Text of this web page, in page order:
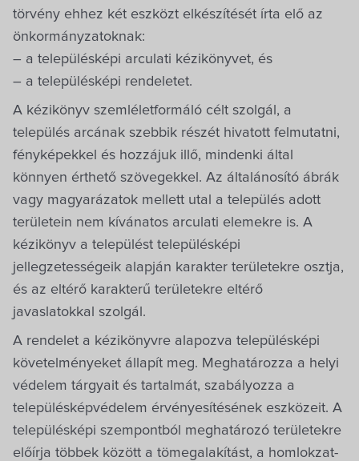
Egyesületek, alapítványok
Villa Igku Kft.
Közérdekű adatok
Pályázatok
Dokumentumok
törvény ehhez két eszközt elkészítését írta elő az
önkormányzatoknak:
– a településképi arculati kézikönyvet, és
– a településképi rendeletet.
A kézikönyv szemléletformáló célt szolgál, a
település arcának szebbik részét hivatott felmutatni,
fényképekkel és hozzájuk illő, mindenki által
könnyen érthető szövegekkel. Az általánosító ábrák
vagy magyarázatok mellett utal a település adott
területein nem kívánatos arculati elemekre is. A
kézikönyv a települést településképi
jellegzetességeik alapján karakter területekre osztja,
és az eltérő karakterű területekre eltérő
javaslatokkal szolgál.
A rendelet a kézikönyvre alapozva településképi
követelményeket állapít meg. Meghatározza a helyi
védelem tárgyait és tartalmát, szabályozza a
településképvédelem érvényesítésének eszközeit. A
településképi szempontból meghatározó területekre
előírja többek között a tömegalakítást, a homlokzat-